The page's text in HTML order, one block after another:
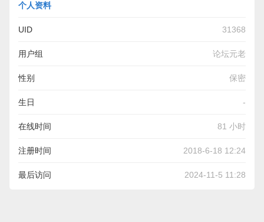
个人资料
UID 31368
用户组 论坛元老
性别 保密
生日 -
在线时间 81 小时
注册时间 2018-6-18 12:24
最后访问 2024-11-5 11:28